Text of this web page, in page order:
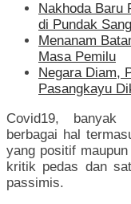
Nakhoda Baru
di Pundak
Menanam
Masa Pemilu
Negara Diam,
Pasangkayu
Covid19, banyak
berbagai hal
yang positif
kritik pedas dan
passimis.